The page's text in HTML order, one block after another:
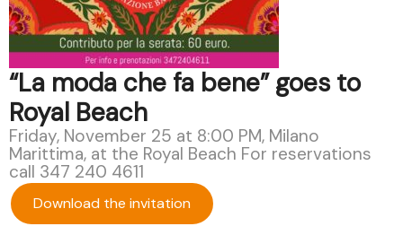
“La moda che fa bene” goes to
Royal Beach
Friday, November 25 at 8:00 PM, Milano
Marittima, at the Royal Beach For reservations
call 347 240 4611
Download the invitation